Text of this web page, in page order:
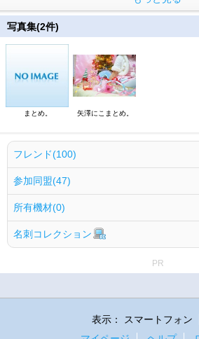
写真集(2件)
まとめ。 矢澤にこまとめ。
フレンド(100)
参加同盟(47)
所有機材(0)
名刺コレクション
PR
表示： スマートフォン